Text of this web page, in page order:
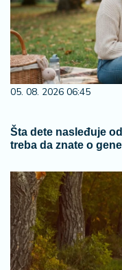
05. 08. 2026 06:45
Šta dete nasleđuje
treba da znate o